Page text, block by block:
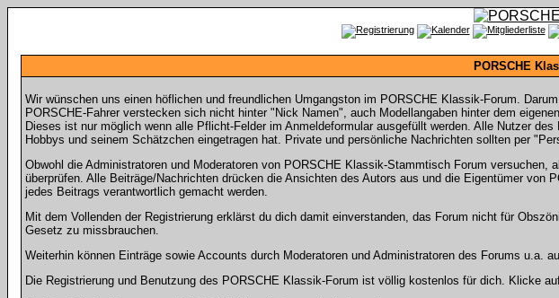
PORSCHE
Wir wünschen uns einen höflichen und freundlichen Umgangston im PORSCHE Klassik-Forum.
PORSCHE-Fahrer verstecken sich nicht hinter "Nick Namen", auch Modellangaben hinter dem
Dieses ist nur möglich wenn alle Pflicht-Felder im Anmeldeformular ausgefüllt werden. Alle Nutzer
Hobbys und seinem Schätzchen eingetragen hat. Private und persönliche Nachrichten sollten per
Obwohl die Administratoren und Moderatoren von PORSCHE Klassik-Stammtisch Forum
überprüfen. Alle Beiträge/Nachrichten drücken die Ansichten des Autors aus und die Eigentümer
jedes Beitrags verantwortlich gemacht werden.
Mit dem Vollenden der Registrierung erklärst du dich damit einverstanden, das Forum nicht für
Gesetz zu missbrauchen.
Weiterhin können Einträge sowie Accounts durch Moderatoren und Administratoren des Forums u.a.
Die Registrierung und Benutzung des PORSCHE Klassik-Forum ist völlig kostenlos für dich. Klicke